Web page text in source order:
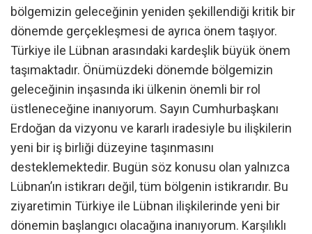
bölgemizin geleceğinin yeniden şekillendiği kritik bir
dönemde gerçekleşmesi de ayrıca önem taşıyor.
Türkiye ile Lübnan arasındaki kardeşlik büyük önem
taşımaktadır. Önümüzdeki dönemde bölgemizin
geleceğinin inşasında iki ülkenin önemli bir rol
üstleneceğine inanıyorum. Sayın Cumhurbaşkanı
Erdoğan da vizyonu ve kararlı iradesiyle bu ilişkilerin
yeni bir iş birliği düzeyine taşınmasını
desteklemektedir. Bugün söz konusu olan yalnızca
Lübnan’ın istikrarı değil, tüm bölgenin istikrarıdır. Bu
ziyaretimin Türkiye ile Lübnan ilişkilerinde yeni bir
dönemin başlangıcı olacağına inanıyorum. Karşılıklı